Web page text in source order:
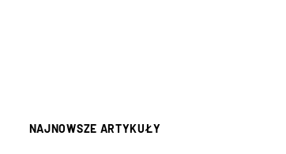
NAJNOWSZE ARTYKUŁY